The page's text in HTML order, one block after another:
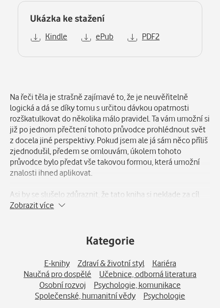
Ukázka ke stažení
Kindle ePub PDF2
Na řeči těla je strašně zajímavé to, že je neuvěřitelně
logická a dá se díky tomu s určitou dávkou opatrnosti
rozškatulkovat do několika málo pravidel. Ta vám umožní si
již po jednom přečtení tohoto průvodce prohlédnout svět
z docela jiné perspektivy. Pokud jsem ale já sám něco příliš
zjednodušil, předem se omlouvám, úkolem tohoto
průvodce bylo předat vše takovou formou, která umožní
znalosti ihned aplikovat.
Asi by se slušelo zdůraznit, že tato kniha si neklade za cíl
být odbornou publikací, ale skutečnou pomůckou, jejímž
kolem sebe a jak je učím naše studenty a architekty, pro
které jsem je rád nakreslil.
Naučit se řeč těla není zase tak těžké, ale je to jako
kterákoliv jiná dovednost, musíte se to chtít naučit a
musíte si k tomu připravit vhodné materiály. Já sám jsem
šel metodou, kterou již popsal psycholog Kurt Lewin
(1890-1947). „Pokud chceš pochopit systém, pokus se jej
Zobrazit více
Kategorie
E-knihy Zdraví & životní styl
Kariéra
Naučná pro dospělé
Učebnice, odborná literatura
Osobní rozvoj
Psychologie, komunikace
Společenské, humanitní vědy
Psychologie